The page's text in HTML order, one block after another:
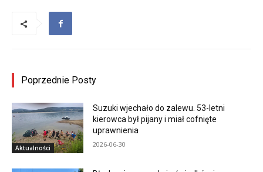
Poprzednie Posty
Aktualności
Suzuki wjechało do zalewu. 53-letni
kierowca był pijany i miał cofnięte
uprawnienia
2026-06-30